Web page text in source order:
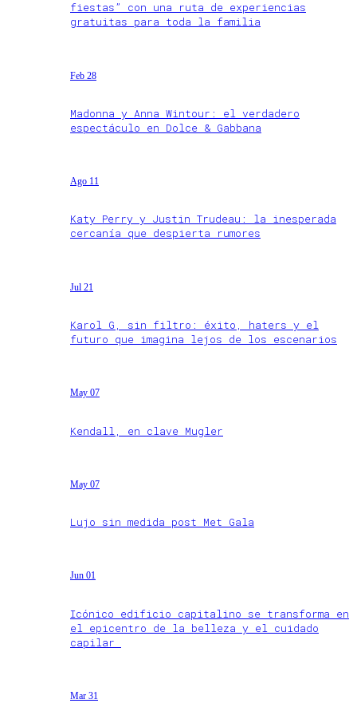
fiestas” con una ruta de experiencias
gratuitas para toda la familia
Feb 28
Madonna y Anna Wintour: el verdadero
espectáculo en Dolce & Gabbana
Ago 11
Katy Perry y Justin Trudeau: la inesperada
cercanía que despierta rumores
Jul 21
Karol G, sin filtro: éxito, haters y el
futuro que imagina lejos de los escenarios
May 07
Kendall, en clave Mugler
May 07
Lujo sin medida post Met Gala
Jun 01
Icónico edificio capitalino se transforma en
el epicentro de la belleza y el cuidado
capilar
Mar 31